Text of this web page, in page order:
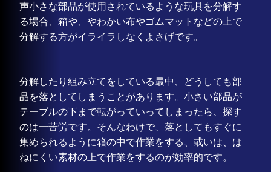
声小さな部品が使用されているような玩具を分解す
る場合、箱や、やわかい布やゴムマットなどの上で
分解する方がイライラしなくよさげです。
分解したり組み立てをしている最中、どうしても部
品を落としてしまうことがあります。小さい部品が
テーブルの下まで転がっていってしまったら、探す
のは一苦労です。そんなわけで、落としてもすぐに
集められるように箱の中で作業をする、或いは、は
ねにくい素材の上で作業をするのが効率的です。